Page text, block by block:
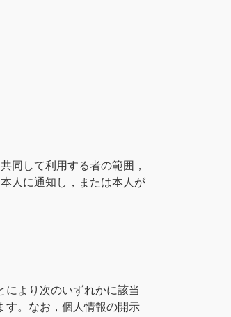
同して利用する者の範囲，
人に通知し，または本人が
により次のいずれかに該当
す。なお，個人情報の開示